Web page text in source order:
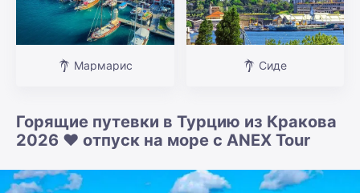
Мармарис Сиде
Горящие путевки в Турцию из Кракова
2026 ❤️ отпуск на море с ANEX Tour